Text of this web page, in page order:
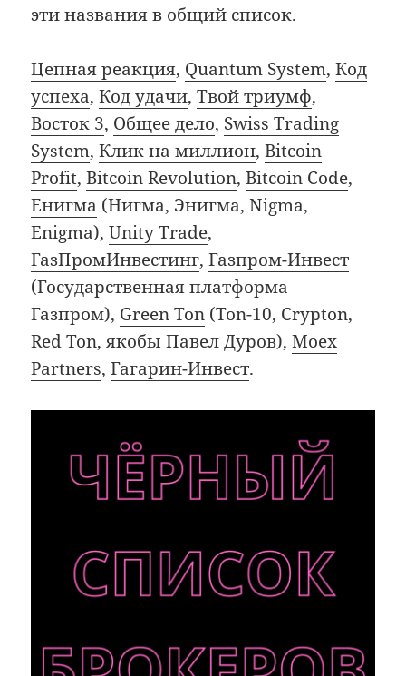
эти названия в общий список.
Цепная реакция, Quantum System,Код
успеха,Код удачи,Твой триумф,
Восток 3, Общее дело, Swiss Trading
System,Клик на миллион,Bitcoin
Profit,Bitcoin Revolution,Bitcoin Code,
Енигма (Нигма, Энигма, Nigma,
Enigma),Unity Trade,
ГазПромИнвестинг,Газпром-Инвест
(Государственная платформа
Газпром), Green Ton (Ton-10, Crypton,
Red Ton, якобы Павел Дуров),Moex
Partners,Гагарин-Инвест.